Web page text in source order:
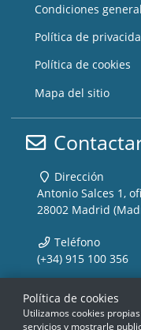
Condiciones
Política de
Política de cookies
Mapa del sitio
Dirección
Antonio Salces 1,
28002 Madrid
Teléfono
(+34) 915 100 356
Email
info@storemusic-
Política de cookies
Utilizamos cookies
servicios y mostrarle